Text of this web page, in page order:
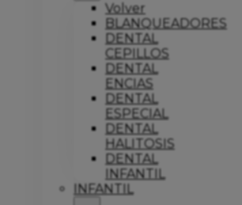
Volver
BLANQUEADORES
DENTAL
CEPILLOS
DENTAL
ENCIAS
DENTAL
ESPECIAL
DENTAL
HALITOSIS
DENTAL
INFANTIL
INFANTIL